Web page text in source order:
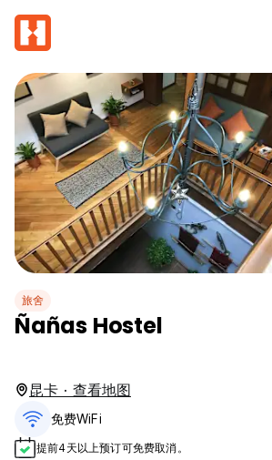
旅舍
Ñañas Hostel
昆卡 · 查看地图
免费WiFi
提前4天以上预订可免费取消。